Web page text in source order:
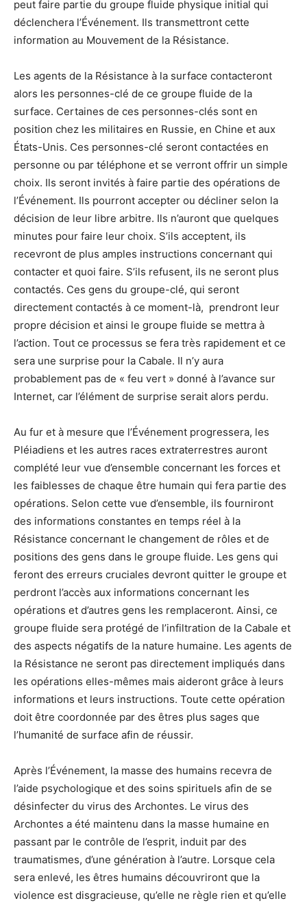
peut faire partie du groupe fluide physique initial qui
déclenchera l’Événement. Ils transmettront cette
information au Mouvement de la Résistance.
Les agents de la Résistance à la surface contacteront
alors les personnes-clé de ce groupe fluide de la
surface. Certaines de ces personnes-clés sont en
position chez les militaires en Russie, en Chine et aux
États-Unis. Ces personnes-clé seront contactées en
personne ou par téléphone et se verront offrir un simple
choix. Ils seront invités à faire partie des opérations de
l’Événement. Ils pourront accepter ou décliner selon la
décision de leur libre arbitre. Ils n’auront que quelques
minutes pour faire leur choix. S’ils acceptent, ils
recevront de plus amples instructions concernant qui
contacter et quoi faire. S’ils refusent, ils ne seront plus
contactés. Ces gens du groupe-clé, qui seront
directement contactés à ce moment-là, prendront leur
propre décision et ainsi le groupe fluide se mettra à
l’action. Tout ce processus se fera très rapidement et ce
sera une surprise pour la Cabale. Il n’y aura
probablement pas de « feu vert » donné à l’avance sur
Internet, car l’élément de surprise serait alors perdu.
Au fur et à mesure que l’Événement progressera, les
Pléiadiens et les autres races extraterrestres auront
complété leur vue d’ensemble concernant les forces et
les faiblesses de chaque être humain qui fera partie des
opérations. Selon cette vue d’ensemble, ils fourniront
des informations constantes en temps réel à la
Résistance concernant le changement de rôles et de
positions des gens dans le groupe fluide. Les gens qui
feront des erreurs cruciales devront quitter le groupe et
perdront l’accès aux informations concernant les
opérations et d’autres gens les remplaceront. Ainsi, ce
groupe fluide sera protégé de l’infiltration de la Cabale et
des aspects négatifs de la nature humaine. Les agents de
la Résistance ne seront pas directement impliqués dans
les opérations elles-mêmes mais aideront grâce à leurs
informations et leurs instructions. Toute cette opération
doit être coordonnée par des êtres plus sages que
l’humanité de surface afin de réussir.
Après l’Événement, la masse des humains recevra de
l’aide psychologique et des soins spirituels afin de se
désinfecter du virus des Archontes. Le virus des
Archontes a été maintenu dans la masse humaine en
passant par le contrôle de l’esprit, induit par des
traumatismes, d’une génération à l’autre. Lorsque cela
sera enlevé, les êtres humains découvriront que la
violence est disgracieuse, qu’elle ne règle rien et qu’elle